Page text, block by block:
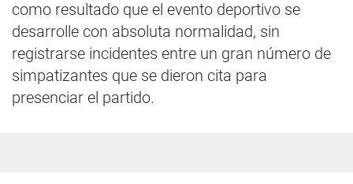
como resultado que el evento deportivo se
desarrolle con absoluta normalidad, sin
registrarse incidentes entre un gran número de
simpatizantes que se dieron cita para
presenciar el partido.